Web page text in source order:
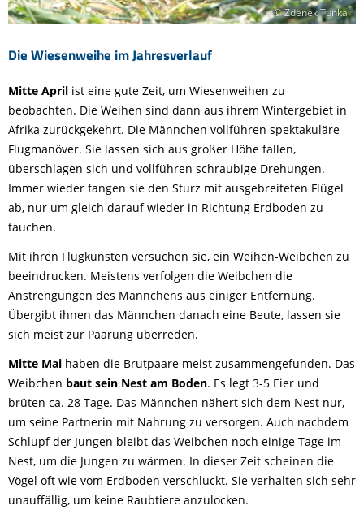
Die Wiesenweihe im Jahresverlauf
© Zdenek Tunka
Mitte April ist eine gute Zeit, um Wiesenweihen zu
beobachten. Die Weihen sind dann aus ihrem Wintergebiet in
Afrika zurückgekehrt. Die Männchen vollführen spektakuläre
Flugmanöver. Sie lassen sich aus großer Höhe fallen,
überschlagen sich und vollführen schraubige Drehungen.
Immer wieder fangen sie den Sturz mit ausgebreiteten Flügel
ab, nur um gleich darauf wieder in Richtung Erdboden zu
tauchen.
Mit ihren Flugkünsten versuchen sie, ein Weihen-Weibchen zu
beeindrucken. Meistens verfolgen die Weibchen die
Anstrengungen des Männchens aus einiger Entfernung.
Übergibt ihnen das Männchen danach eine Beute, lassen sie
sich meist zur Paarung überreden.
Mitte Mai haben die Brutpaare meist zusammengefunden. Das
Weibchen baut sein Nest am Boden. Es legt 3-5 Eier und
brüten ca. 28 Tage. Das Männchen nähert sich dem Nest nur,
um seine Partnerin mit Nahrung zu versorgen. Auch nachdem
Schlupf der Jungen bleibt das Weibchen noch einige Tage im
Nest, um die Jungen zu wärmen. In dieser Zeit scheinen die
Vögel oft wie vom Erdboden verschluckt. Sie verhalten sich sehr
unauffällig, um keine Raubtiere anzulocken.